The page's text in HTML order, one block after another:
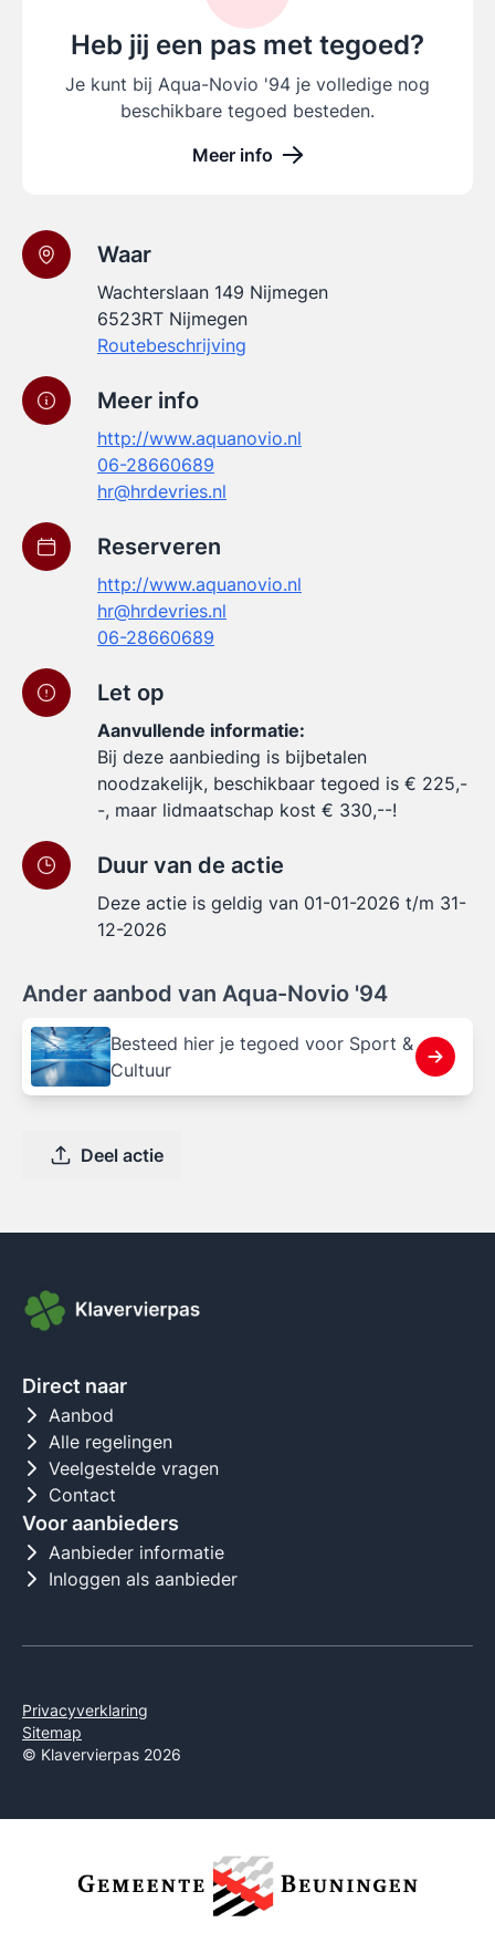
Heb jij een pas met tegoed?
Je kunt bij Aqua-Novio '94 je volledige nog
beschikbare tegoed besteden.
Meer info
Waar
Wachterslaan 149 Nijmegen
6523RT Nijmegen
Routebeschrijving
Meer info
http://www.aquanovio.nl
06-28660689
hr@hrdevries.nl
Reserveren
http://www.aquanovio.nl
hr@hrdevries.nl
06-28660689
Let op
Aanvullende informatie:
Bij deze aanbieding is bijbetalen
noodzakelijk, beschikbaar tegoed is € 225,-
-, maar lidmaatschap kost € 330,--!
Duur van de actie
Deze actie is geldig van 01-01-2026 t/m 31-
12-2026
Ander aanbod van Aqua-Novio '94
Besteed hier je tegoed voor Sport &
Cultuur
Deel actie
Direct naar
Aanbod
Alle regelingen
Veelgestelde vragen
Contact
Voor aanbieders
Aanbieder informatie
Inloggen als aanbieder
Privacyverklaring
Sitemap
© Klavervierpas 2026